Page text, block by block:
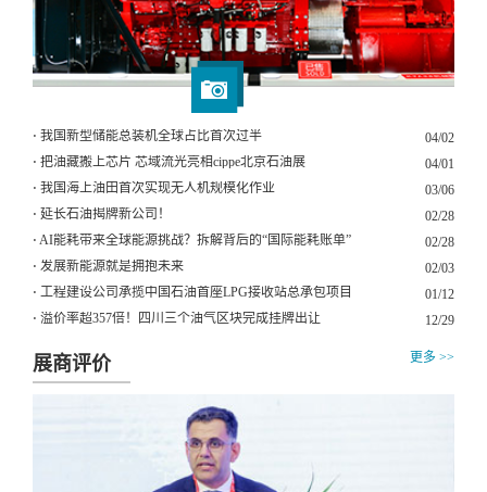
⋅ 我国新型储能总装机全球占比首次过半
04/02
⋅ 把油藏搬上芯片 芯域流光亮相cippe北京石油展
04/01
⋅ 我国海上油田首次实现无人机规模化作业
03/06
⋅ 延长石油揭牌新公司！
02/28
⋅ AI能耗带来全球能源挑战？拆解背后的“国际能耗账单”
02/28
⋅ 发展新能源就是拥抱未来
02/03
⋅ 工程建设公司承揽中国石油首座LPG接收站总承包项目
01/12
⋅ 溢价率超357倍！四川三个油气区块完成挂牌出让
12/29
更多 >>
展商评价